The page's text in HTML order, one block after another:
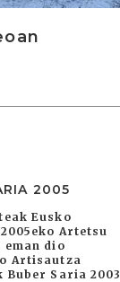
2005
Eusko
Artetsu
dio
Artisautza
Saria 2003